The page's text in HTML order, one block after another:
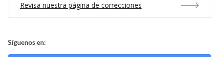
Revisa nuestra página de correcciones
Síguenos en: